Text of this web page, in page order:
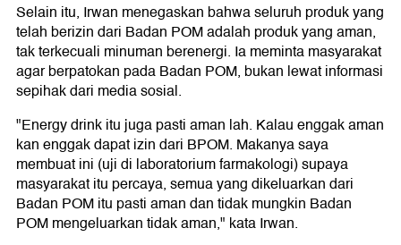
Selain itu, Irwan menegaskan bahwa seluruh produk yang
telah berizin dari Badan POM adalah produk yang aman,
tak terkecuali minuman berenergi. Ia meminta masyarakat
agar berpatokan pada Badan POM, bukan lewat informasi
sepihak dari media sosial.
"Energy drink itu juga pasti aman lah. Kalau enggak aman
kan enggak dapat izin dari BPOM. Makanya saya
membuat ini (uji di laboratorium farmakologi) supaya
masyarakat itu percaya, semua yang dikeluarkan dari
Badan POM itu pasti aman dan tidak mungkin Badan
POM mengeluarkan tidak aman," kata Irwan.